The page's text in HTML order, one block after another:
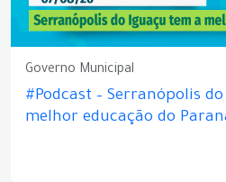
Governo Municipal
#Podcast – Serranópolis
melhor educação do